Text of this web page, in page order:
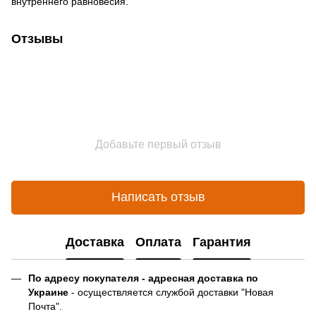
Отзывы
Добавьте первый отзыв
Написать отзыв
Доставка Оплата Гарантия
По адресу покупателя - адресная доставка по
Украине - осуществляется службой доставки "Новая
Почта".